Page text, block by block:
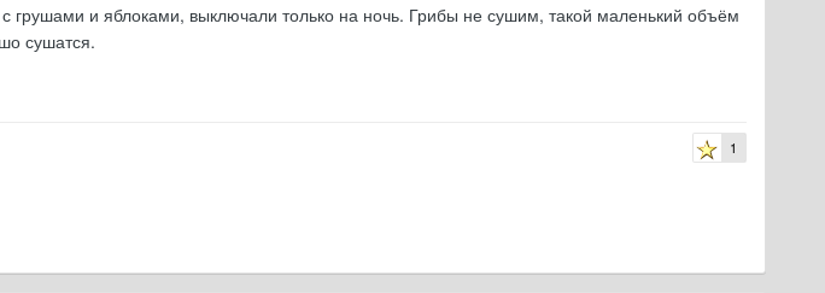
грушами и яблоками, выключали только на ночь. Грибы не сушим, такой маленький объём
сушатся.
1